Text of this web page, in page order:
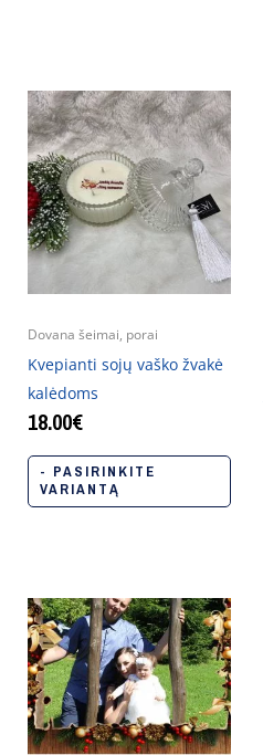
Dovana šeimai, porai
Kvepianti sojų vaško žvakė
kalėdoms
18.00€
- PASIRINKITE
VARIANTĄ